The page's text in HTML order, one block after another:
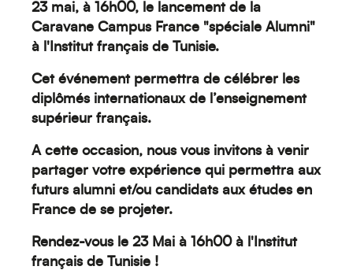
23 mai, à 16h00, le lancement de la
Caravane Campus France "spéciale Alumni"
à l'Institut français de Tunisie.
Cet événement permettra de célébrer les
diplômés internationaux de l’enseignement
supérieur français.
A cette occasion, nous vous invitons à venir
partager votre expérience qui permettra aux
futurs alumni et/ou candidats aux études en
France de se projeter.
Rendez-vous le 23 Mai à 16h00 à l'Institut
français de Tunisie !
Europe
Moyen-Orient